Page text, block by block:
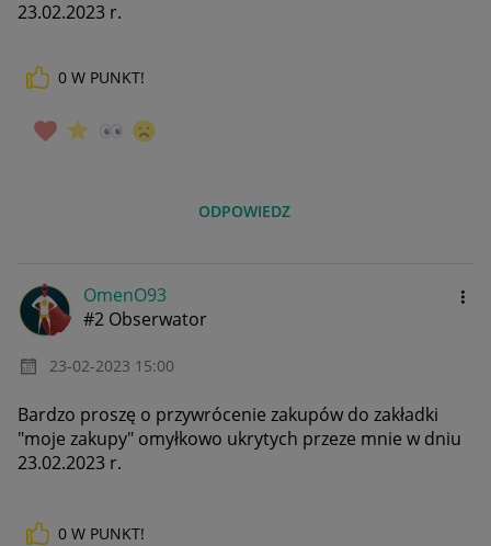
23.02.2023 r.
0 W PUNKT!
ODPOWIEDZ
OmenO93
#2 Obserwator
‎23-02-2023 15:00
Bardzo proszę o przywrócenie zakupów do zakładki
"moje zakupy" omyłkowo ukrytych przeze mnie w dniu
23.02.2023 r.
0 W PUNKT!